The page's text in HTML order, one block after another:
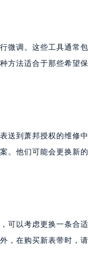
微调。这些工具通常
方法适合于那些希望
送到萧邦授权的维修
。他们可能会更换新
可以考虑更换一条合
，在购买新表带时，